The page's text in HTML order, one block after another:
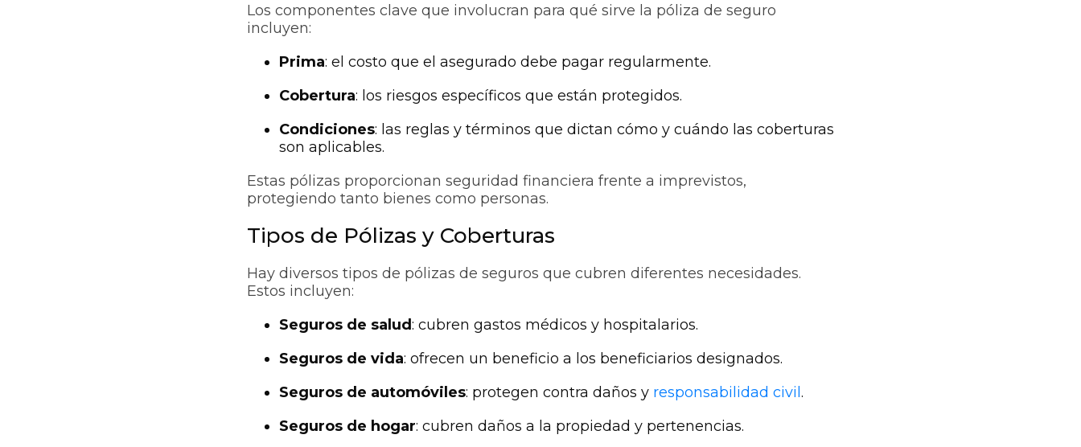
Los componentes clave que involucran para qué sirve la póliza de seguro
incluyen:
Prima: el costo que el asegurado debe pagar regularmente.
Cobertura: los riesgos específicos que están protegidos.
Condiciones: las reglas y términos que dictan cómo y cuándo las coberturas
son aplicables.
Estas pólizas proporcionan seguridad financiera frente a imprevistos,
protegiendo tanto bienes como personas.
Tipos de Pólizas y Coberturas
Hay diversos tipos de pólizas de seguros que cubren diferentes necesidades.
Estos incluyen:
Seguros de salud: cubren gastos médicos y hospitalarios.
Seguros de vida: ofrecen un beneficio a los beneficiarios designados.
Seguros de automóviles: protegen contra daños y responsabilidad civil .
Seguros de hogar: cubren daños a la propiedad y pertenencias.